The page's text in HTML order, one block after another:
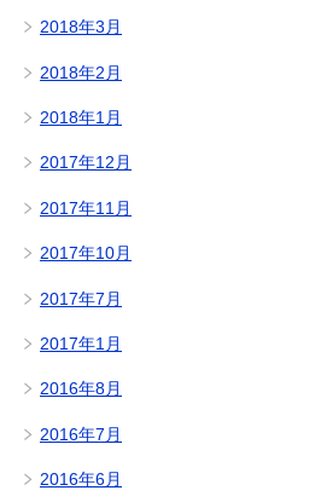
2018年3月
2018年2月
2018年1月
2017年12月
2017年11月
2017年10月
2017年7月
2017年1月
2016年8月
2016年7月
2016年6月